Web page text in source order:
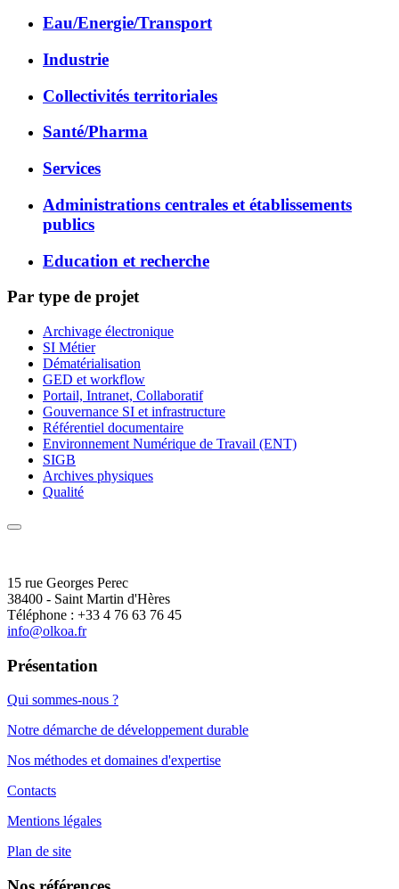
Eau/Energie/Transport
Industrie
Collectivités territoriales
Santé/Pharma
Services
Administrations centrales et établissements
publics
Education et recherche
Par type de projet
Archivage électronique
SI Métier
Dématérialisation
GED et workflow
Portail, Intranet, Collaboratif
Gouvernance SI et infrastructure
Référentiel documentaire
Environnement Numérique de Travail (ENT)
SIGB
Archives physiques
Qualité
15 rue Georges Perec
38400 - Saint Martin d'Hères
Téléphone : +33 4 76 63 76 45
info@olkoa.fr
Présentation
Qui sommes-nous ?
Notre démarche de développement durable
Nos méthodes et domaines d'expertise
Contacts
Mentions légales
Plan de site